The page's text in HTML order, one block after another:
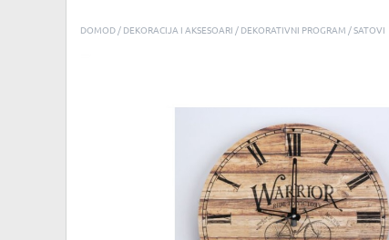
DOMOD DEKORACIJA I AKSESOARI DEKORATIVNI PROGRAM SATOVI